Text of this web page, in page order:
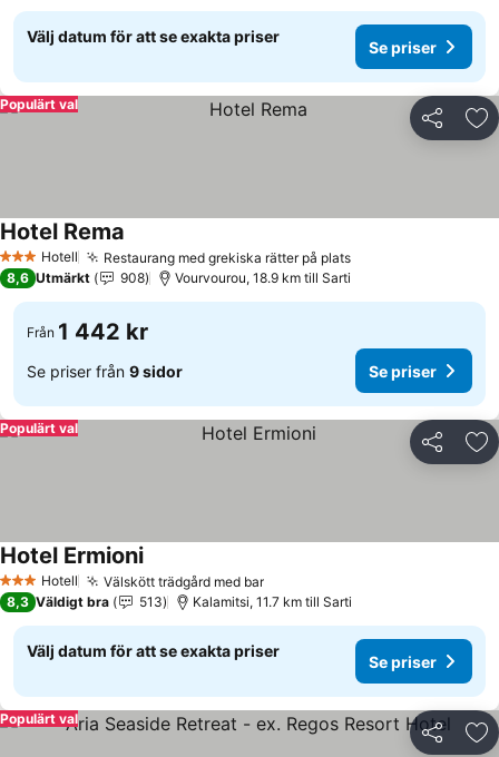
Välj datum för att se exakta priser
Se priser
Dela
Populärt val
3 StjärnorHotell Restaurang med grekiska rätter på platsSe priser
Hotel Rema
8,6 Utmärkt 908 Vourvourou, 18.9 km till Sarti
Från 1 442 kr
Se priser från 9 sidor Se priser
Dela
Populärt val
3 StjärnorHotell Välskött trädgård med barSe priser
Hotel ErmioniSe priser
8,3 Väldigt bra 513 Kalamitsi, 11.7 km till Sarti
Välj datum för att se exakta priser
Se priser
Dela
Populärt val